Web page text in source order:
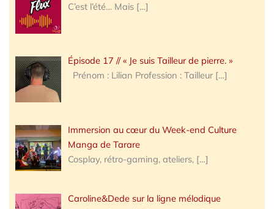
C’est l’été… Mais […]
Épisode 17 // « Je suis Tailleur de pierre. »
Prénom : Lilian Profession : Tailleur […]
Immersion au cœur du Week-end Culture
Manga de Tarare
Cosplay, rétro-gaming, ateliers, […]
Caroline&Dede sur la ligne mélodique